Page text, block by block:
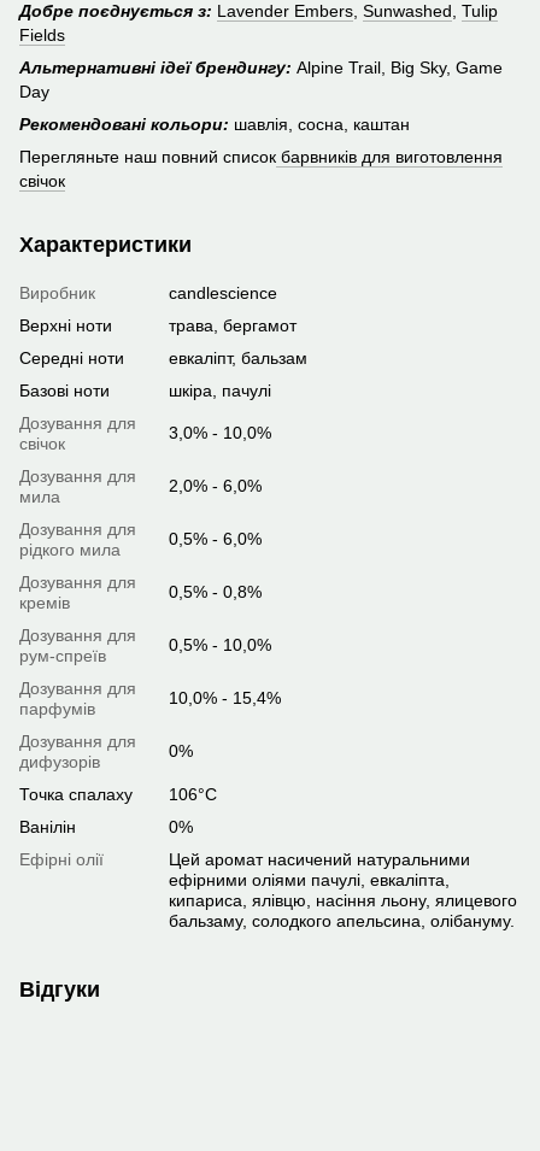
Добре поєднується з: Lavender Embers Sunwashed Tulip
Fields
Альтернативні ідеї брендингу: Alpine Trail, Big Sky, Game
Day
Рекомендовані кольори: шавлія, сосна, каштан
Перегляньте наш повний список барвників для виготовлення
свічок
Характеристики
Виробник
candlescience
Верхні ноти
трава, бергамот
Середні ноти
евкаліпт, бальзам
Базові ноти
шкіра, пачулі
Дозування для
свічок
3,0% - 10,0%
Дозування для
мила
2,0% - 6,0%
Дозування для
рідкого мила
0,5% - 6,0%
Дозування для
кремів
0,5% - 0,8%
Дозування для
рум-спреїв
0,5% - 10,0%
Дозування для
парфумів
10,0% - 15,4%
Дозування для
дифузорів
0%
Точка спалаху
106°C
Ванілін
0%
Ефірні олії
Цей аромат насичений натуральними
ефірними оліями пачулі, евкаліпта,
кипариса, ялівцю, насіння льону, ялицевого
бальзаму, солодкого апельсина, олібануму.
Відгуки